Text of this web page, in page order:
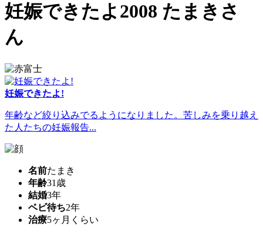
妊娠できたよ2008 たまきさ
ん
妊娠できたよ!
年齢など絞り込みでるようになりました。苦しみを乗り越え
た人たちの妊娠報告...
名前たまき
年齢31歳
結婚3年
ベビ待ち2年
治療5ヶ月くらい